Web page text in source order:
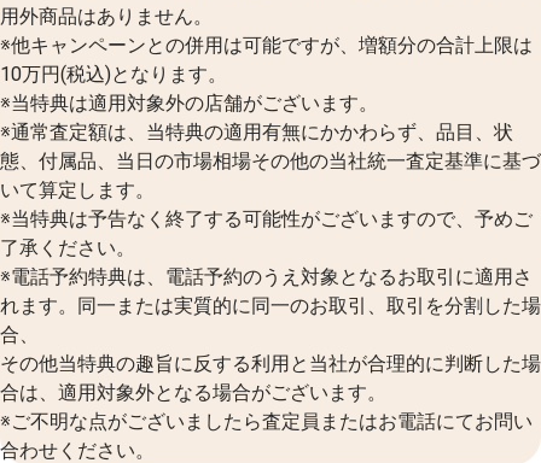
用外商品はありません。
※他キャンペーンとの併用は可能ですが、増額分の合計上限は
10万円(税込)となります。
※当特典は適用対象外の店舗がございます。
※通常査定額は、当特典の適用有無にかかわらず、品目、状
態、付属品、当日の市場相場その他の当社統一査定基準に基づ
いて算定します。
※当特典は予告なく終了する可能性がございますので、予めご
了承ください。
※電話予約特典は、電話予約のうえ対象となるお取引に適用さ
れます。同一または実質的に同一のお取引、取引を分割した場
合、
その他当特典の趣旨に反する利用と当社が合理的に判断した場
合は、適用対象外となる場合がございます。
※ご不明な点がございましたら査定員またはお電話にてお問い
合わせください。